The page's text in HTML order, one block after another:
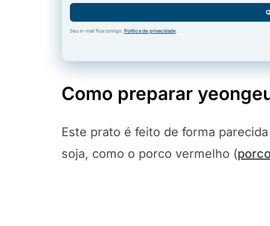
Seu e-mail fica comigo. Política de privacidade.
Como preparar
Este prato é feito de forma
soja, como o porco vermelho (